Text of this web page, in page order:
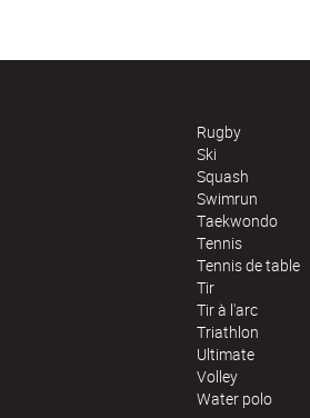
Rugby
Ski
Squash
Swimrun
Taekwondo
Tennis
Tennis de table
Tir
Tir à l'arc
Triathlon
Ultimate
Volley
Water polo